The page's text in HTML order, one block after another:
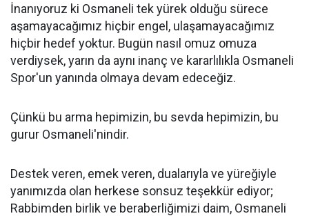
İnanıyoruz ki Osmaneli tek yürek olduğu sürece
aşamayacağımız hiçbir engel, ulaşamayacağımız
hiçbir hedef yoktur. Bugün nasıl omuz omuza
verdiysek, yarın da aynı inanç ve kararlılıkla Osmaneli
Spor'un yanında olmaya devam edeceğiz.
Çünkü bu arma hepimizin, bu sevda hepimizin, bu
gurur Osmaneli'nindir.
Destek veren, emek veren, dualarıyla ve yüreğiyle
yanımızda olan herkese sonsuz teşekkür ediyor;
Rabbimden birlik ve beraberliğimizi daim, Osmaneli